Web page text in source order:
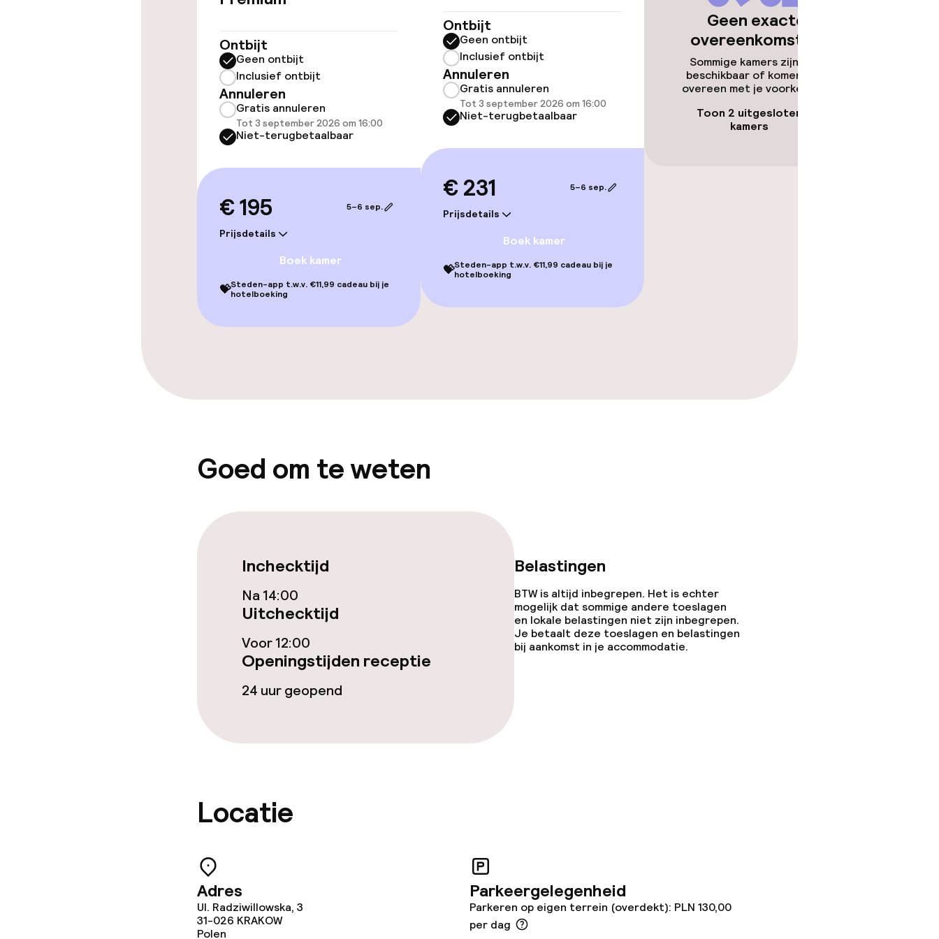
Zwemmen & wellness
Parasols
Entertainment
Gratis wifi
TV lounge
Eet- en drinkgelegenheden
Roomservice
Schoonmaakvoorzieningen
Wasservice
Zakelijke faciliteiten
Vergaderruimte
Beleid
Overal rookvrij
(minder dan de 5 kg)
Ontbijt
Geen ontbijt
Inclusief ontbijt
Annuleren
Gratis annuleren
Tot 3 september 2026 om 16:00
Niet-terugbetaalbaar
€ 195
Prijsdetails
5–6 sep.
Boek kamer
💝Steden-app t.w.v. €11,99 cadeau bij je
hotelboeking
Ontbijt
Geen ontbijt
Inclusief ontbijt
Annuleren
Gratis annuleren
Tot 3 september 2026 om 16:00
Niet-terugbetaalbaar
€ 231
Prijsdetails
5–6 sep.
Boek kamer
💝Steden-app t.w.v. €11,99 cadeau bij je
hotelboeking
Geen exacte
overeenkomsten
Sommige kamers zijn niet
beschikbaar of komen niet
overeen met je voorkeuren.
Toon 2 uitgesloten
kamers
Goed om te weten
Inchecktijd
Na 14:00
Uitchecktijd
Voor 12:00
Openingstijden receptie
24 uur geopend
Belastingen
BTW is altijd inbegrepen. Het is echter
mogelijk dat sommige andere toeslagen
en lokale belastingen niet zijn inbegrepen.
Je betaalt deze toeslagen en belastingen
bij aankomst in je accommodatie.
Locatie
Adres
Ul. Radziwillowska, 3
31-026 KRAKOW
Polen
Parkeergelegenheid
Parkeren op eigen terrein (overdekt): PLN 130,00
per dag